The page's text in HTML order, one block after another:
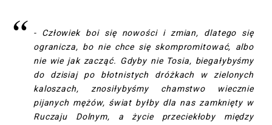
- Człowiek boi się nowości i zmian, dlatego się
ogranicza, bo nie chce się skompromitować, albo
nie wie jak zacząć. Gdyby nie Tosia, biegałybyśmy
do dzisiaj po błotnistych dróżkach w zielonych
kaloszach, znosiłybyśmy chamstwo wiecznie
pijanych mężów, świat byłby dla nas zamknięty w
Ruczaju Dolnym, a życie przeciekłoby między